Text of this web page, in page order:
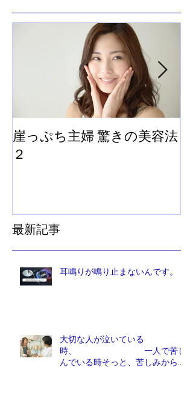
崖っぷち主婦 驚きの美容法
２
最新記事
耳鳴りが鳴り止まないんです。
大切な人が泣いている
時、 一人で苦し
んでいる時そっと、苦しみから解